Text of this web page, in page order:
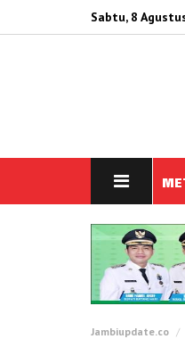
Sabtu, 8
Jambiupdate.co